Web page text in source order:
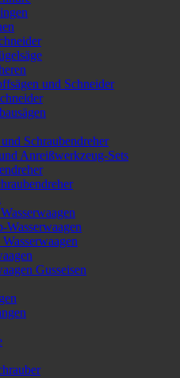
und Schneider
Schraubendreher
Anreißwerkzeug-Sets
Wasserwaagen
Gusseisen